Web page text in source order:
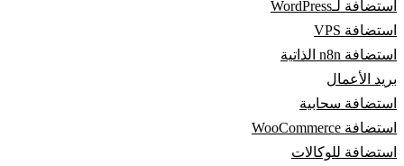
استضافة لـWordPress
استضافة VPS
استضافة n8n الذاتية
بريد الأعمال
استضافة سحابية
استضافة WooCommerce
استضافة للوكالات